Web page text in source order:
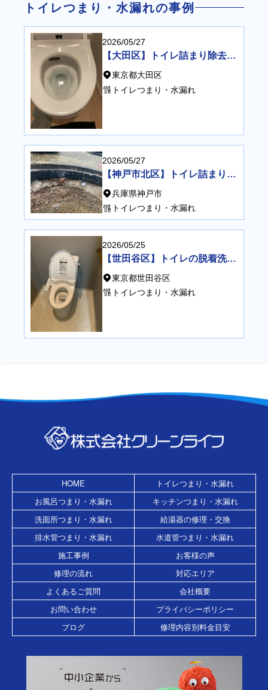
トイレつまり・水漏れの事例
2026/05/27
【大田区】トイレ詰まり除去作業（便器・タンク脱着＋高圧洗浄）
東京都大田区
トイレつまり・水漏れ
2026/05/27
【神戸市北区】トイレ詰まりによる排水管高圧洗浄
兵庫県神戸市
トイレつまり・水漏れ
2026/05/25
【世田谷区】トイレの脱着洗浄（水位低下・流れ改善）
東京都世田谷区
トイレつまり・水漏れ
HOME
トイレつまり・水漏れ
お風呂つまり・水漏れ
キッチンつまり・水漏れ
洗面所つまり・水漏れ
給湯器の修理・交換
排水管つまり・水漏れ
水道管つまり・水漏れ
施工事例
お客様の声
修理の流れ
対応エリア
よくあるご質問
会社概要
お問い合わせ
プライバシーポリシー
ブログ
修理内容別料金目安